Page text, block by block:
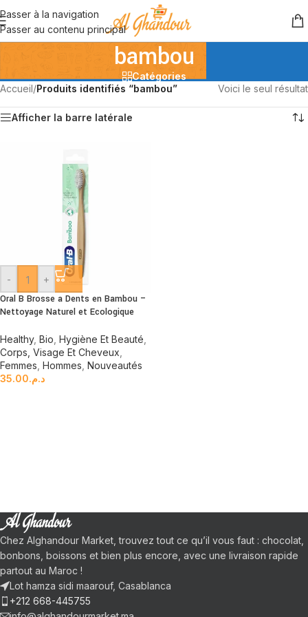
Passer à la navigation
Passer au contenu principal
bambou
Catégories
Accueil/Produits identifiés “bambou” Voici le seul résultat
Afficher la barre latérale
- +
Oral B Brosse a Dents en Bambou –
Nettoyage Naturel et Ecologique
Healthy, Bio Hygiène Et Beauté
Corps, Visage Et Cheveux
Femmes Hommes Nouveautés
د.م.35.00
Chez Alghandour Market, trouvez tout ce qu’il vous faut : chocolat,
bonbons, boissons et bien plus encore, avec une livraison rapide
partout au Maroc !
Lot hamza sidi maarouf, Casablanca
+212 668-445755